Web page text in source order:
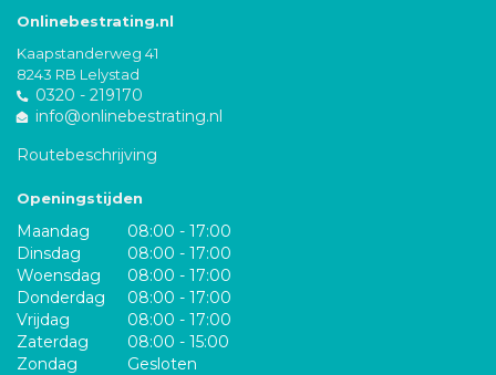
Onlinebestrating.nl
Kaapstanderweg 41
8243 RB Lelystad
0320 - 219170
info@onlinebestrating.nl
Routebeschrijving
Openingstijden
Maandag
08:00 - 17:00
Dinsdag
08:00 - 17:00
Woensdag
08:00 - 17:00
Donderdag
08:00 - 17:00
Vrijdag
08:00 - 17:00
Zaterdag
08:00 - 15:00
Zondag
Gesloten